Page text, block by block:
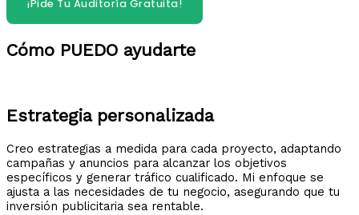
¡Pide Tu Auditoría Gratuita!
Cómo PUEDO ayudarte
Estrategia personalizada​
Creo estrategias a medida para cada proyecto, adaptando
campañas y anuncios para alcanzar los objetivos
específicos y generar tráfico cualificado. Mi enfoque se
ajusta a las necesidades de tu negocio, asegurando que tu
inversión publicitaria sea rentable.